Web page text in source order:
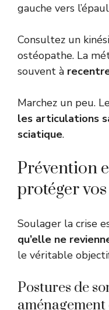
gauche vers
Consultez un
ostéopathe. La
souvent à
Marchez un peu.
les articulations
sciatique.
Prévention
protéger
Soulager la crise
qu’elle ne
le véritable
Postures de